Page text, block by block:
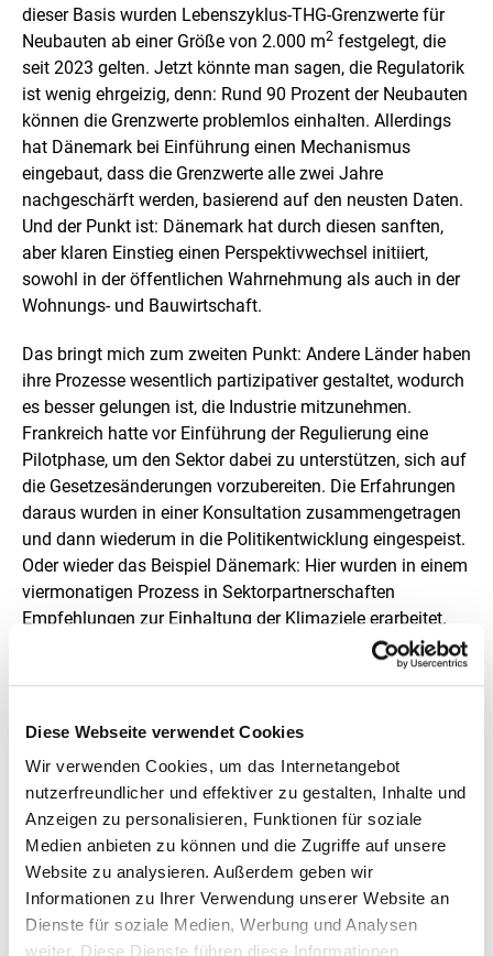
Diese Webseite verwendet Cookies
Wir verwenden Cookies, um das Internetangebot
nutzerfreundlicher und effektiver zu gestalten, Inhalte und
Anzeigen zu personalisieren, Funktionen für soziale
Medien anbieten zu können und die Zugriffe auf unsere
Website zu analysieren. Außerdem geben wir
Informationen zu Ihrer Verwendung unserer Website an
Dienste für soziale Medien, Werbung und Analysen
weiter. Diese Dienste führen diese Informationen
dieser Basis wurden Lebenszyklus-THG-Grenzwerte für
Neubauten ab einer Größe von 2.000 m2 festgelegt, die
seit 2023 gelten. Jetzt könnte man sagen, die Regulatorik
ist wenig ehrgeizig, denn: Rund 90 Prozent der Neubauten
können die Grenzwerte problemlos einhalten. Allerdings
hat Dänemark bei Einführung einen Mechanismus
eingebaut, dass die Grenzwerte alle zwei Jahre
nachgeschärft werden, basierend auf den neusten Daten.
Und der Punkt ist: Dänemark hat durch diesen sanften,
aber klaren Einstieg einen Perspektivwechsel initiiert,
sowohl in der öffentlichen Wahrnehmung als auch in der
Wohnungs- und Bauwirtschaft.
Das bringt mich zum zweiten Punkt: Andere Länder haben
ihre Prozesse wesentlich partizipativer gestaltet, wodurch
es besser gelungen ist, die Industrie mitzunehmen.
Frankreich hatte vor Einführung der Regulierung eine
Pilotphase, um den Sektor dabei zu unterstützen, sich auf
die Gesetzesänderungen vorzubereiten. Die Erfahrungen
daraus wurden in einer Konsultation zusammengetragen
und dann wiederum in die Politikentwicklung eingespeist.
Oder wieder das Beispiel Dänemark: Hier wurden in einem
viermonatigen Prozess in Sektorpartnerschaften
Empfehlungen zur Einhaltung der Klimaziele erarbeitet.
Dabei hat die Industrie sogar selbst den Punkt
„Lebenszyklus-THG-Grenzwerte rechtlich verankern“
wichtig. Und nach der Debatte aus dem Sommer,
ein ganz anderes politisches Klima sorgen.
Wie könnten die nächsten Schritte in Richtung
Regulatorik aussehen?
Grundsätzlich kann eine Offenlegungspflicht der
Lebenszyklus-CO2-Emissionen ein nächster Schritt sein,